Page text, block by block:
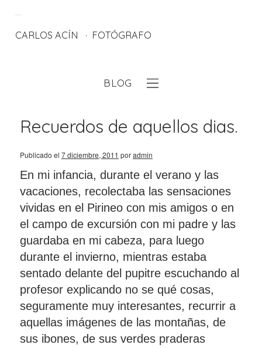
CARLOS ACÍN FOTÓGRAFO
BLOG
Recuerdos de aquellos dias.
Publicado el 7 diciembre, 2011 poradmin
En mi infancia, durante el verano y las
vacaciones, recolectaba las sensaciones
vividas en el Pirineo con mis amigos o en
el campo de excursión con mi padre y las
guardaba en mi cabeza, para luego
durante el invierno, mientras estaba
sentado delante del pupitre escuchando al
profesor explicando no se qué cosas,
seguramente muy interesantes, recurrir a
aquellas imágenes de las montañas, de
sus ibones, de sus verdes praderas